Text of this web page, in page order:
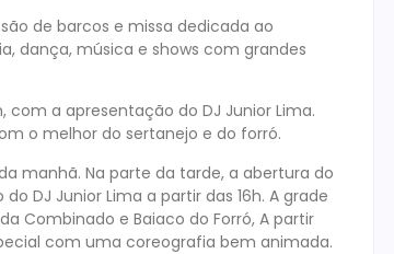
de barcos e missa dedicada ao
dança, música e shows com grandes
a apresentação do DJ Junior Lima.
o melhor do sertanejo e do forró.
manhã. Na parte da tarde, a abertura do
DJ Junior Lima a partir das 16h. A grade
Combinado e Baiaco do Forró, A partir
com uma coreografia bem animada.